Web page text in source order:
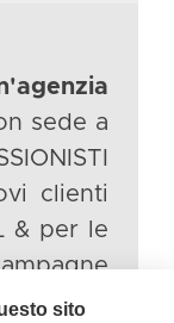
sede a
clienti
& per le
sito